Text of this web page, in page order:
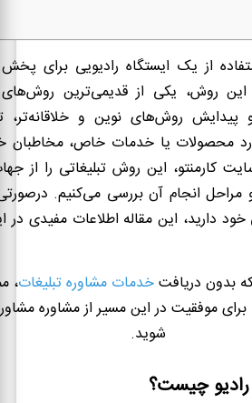
از یک ایستگاه رادیویی برای پخش
روش، یکی از قدیمی‌ترین
روش‌های نوین و خلاقانه‌تر،
محصولات یا خدمات خاص، مخاطبان
کارمنتو، این روش تبلیغاتی را از
مراحل انجام آن بررسی می‌کنیم.
خود دارید، این مقاله اطلاعات مفیدی در
بدون دریافتخدمات مشاوره تبلیغات،
موفقیت در این مسیر از مشاوره
شوید.
رادیو چیست؟